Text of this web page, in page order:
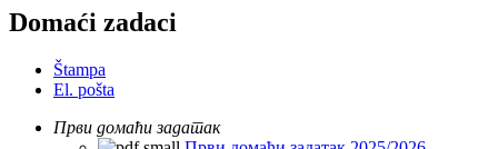
Domaći zadaci
Štampa
El. pošta
Први домаћи задатак